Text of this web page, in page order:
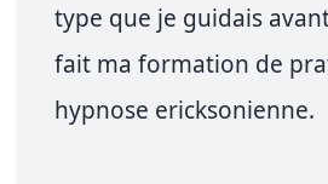
type que je guidais
fait ma formation de
hypnose ericksonienne.